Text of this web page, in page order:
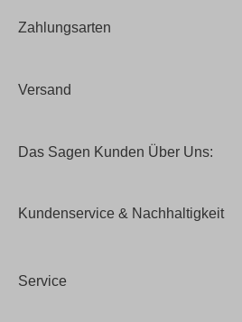
Zahlungsarten
Versand
Das Sagen Kunden Über Uns:
Kundenservice & Nachhaltigkeit
Service